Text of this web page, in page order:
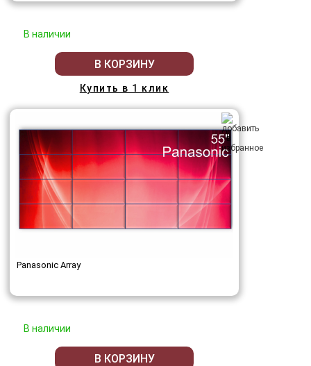
В наличии
В КОРЗИНУ
Купить в 1 клик
Panasonic Array
В наличии
В КОРЗИНУ